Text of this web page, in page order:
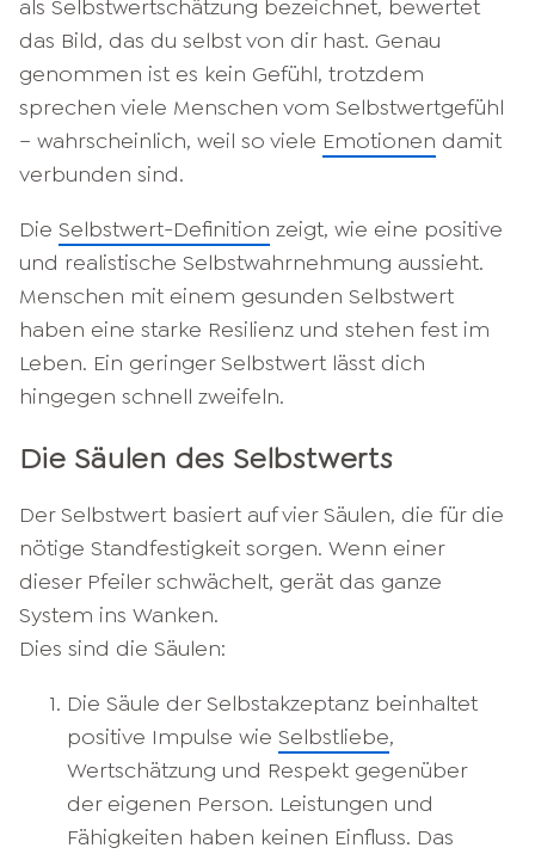
als Selbstwertschätzung bezeichnet, bewertet
das Bild, das du selbst von dir hast. Genau
genommen ist es kein Gefühl, trotzdem
sprechen viele Menschen vom Selbstwertgefühl
– wahrscheinlich, weil so viele Emotionen damit
verbunden sind.
Die Selbstwert-Definition zeigt, wie eine positive
und realistische Selbstwahrnehmung aussieht.
Menschen mit einem gesunden Selbstwert
haben eine starke Resilienz und stehen fest im
Leben. Ein geringer Selbstwert lässt dich
hingegen schnell zweifeln.
Die Säulen des Selbstwerts
Der Selbstwert basiert auf vier Säulen, die für die
nötige Standfestigkeit sorgen. Wenn einer
dieser Pfeiler schwächelt, gerät das ganze
System ins Wanken.
Dies sind die Säulen:
Die Säule der Selbstakzeptanz beinhaltet
positive Impulse wie Selbstliebe,
Wertschätzung und Respekt gegenüber
der eigenen Person. Leistungen und
Fähigkeiten haben keinen Einfluss. Das